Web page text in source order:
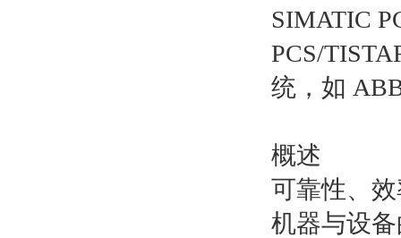
SIMATIC
PCS/
统，如
概述
可靠性、
机器与设